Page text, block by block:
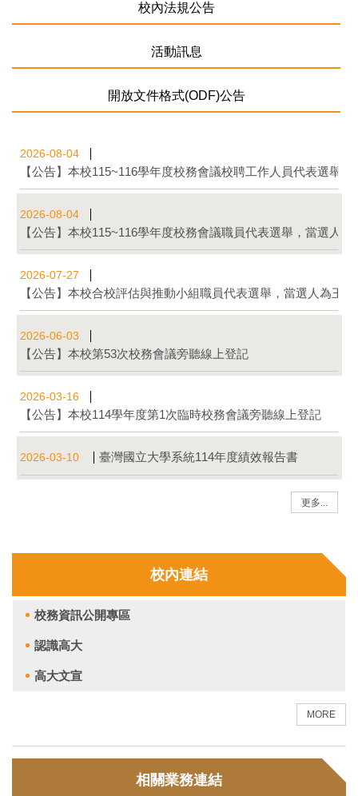
校內法規公告
活動訊息
開放文件格式(ODF)公告
2026-08-04
【公告】本校115~116學年度校務會議校聘工作人員代表選舉
2026-08-04
【公告】本校115~116學年度校務會議職員代表選舉，當選人
2026-07-27
【公告】本校合校評估與推動小組職員代表選舉，當選人為王
2026-06-03
【公告】本校第53次校務會議旁聽線上登記
2026-03-16
【公告】本校114學年度第1次臨時校務會議旁聽線上登記
2026-03-10 臺灣國立大學系統114年度績效報告書
更多...
校內連結
校務資訊公開專區
認識高大
高大文宣
MORE
相關業務連結